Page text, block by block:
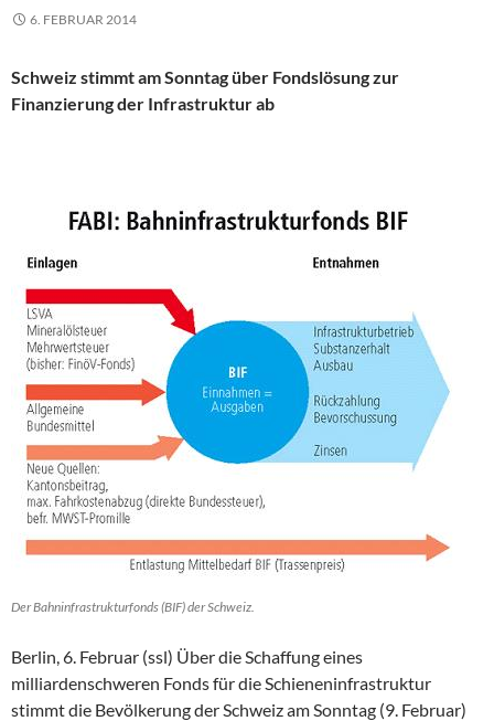
6. FEBRUAR 2014
Schweiz stimmt am Sonntag über Fondslösung zur
Finanzierung der Infrastruktur ab
Der Bahninfrastrukturfonds (BIF) der Schweiz.
Berlin, 6. Februar (ssl) Über die Schaffung eines
milliardenschweren Fonds für die Schieneninfrastruktur
stimmt die Bevölkerung der Schweiz am Sonntag (9. Februar)